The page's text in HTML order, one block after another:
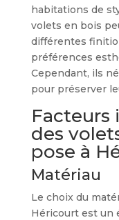
habitations de
volets en bois
différentes
préférences
Cependant, ils
pour préserver
Facteurs
des
pose à
Matériau
Le choix du
Héricourt est un